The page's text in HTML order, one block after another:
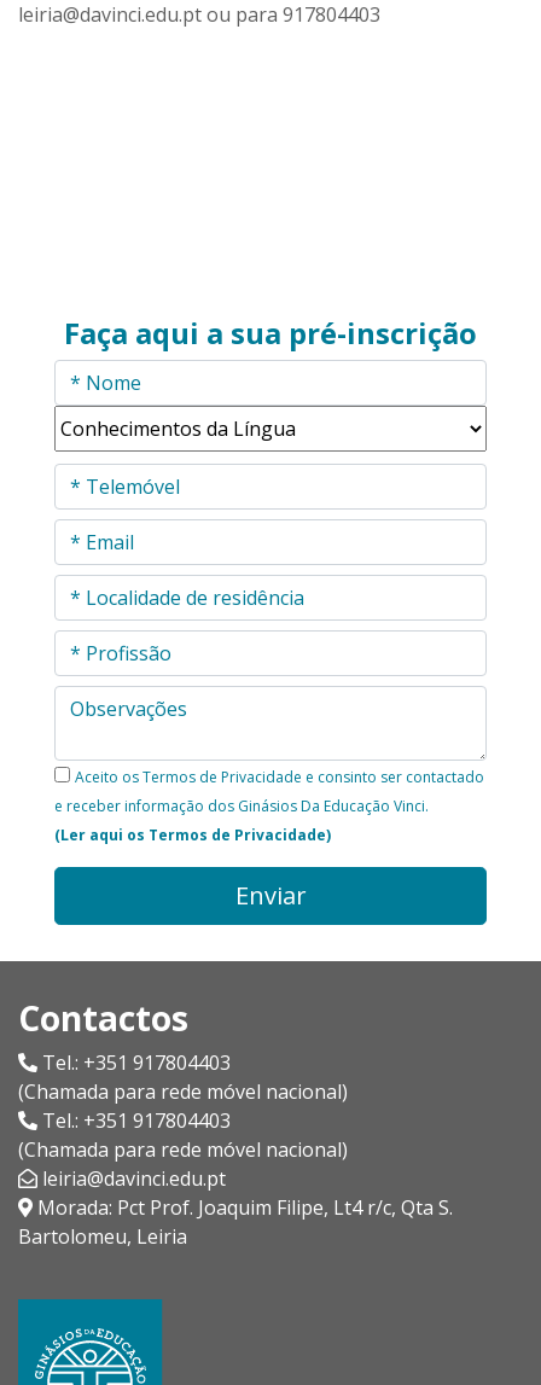
leiria@davinci.edu.pt ou para 917804403
Faça aqui a sua pré-inscrição
Aceito os Termos de Privacidade e consinto ser contactado
e receber informação dos Ginásios Da Educação Vinci.
(Ler aqui os Termos de Privacidade)
Enviar
Contactos
Tel.: +351 917804403
(Chamada para rede móvel nacional)
Tel.: +351 917804403
(Chamada para rede móvel nacional)
leiria@davinci.edu.pt
Morada: Pct Prof. Joaquim Filipe, Lt4 r/c, Qta S.
Bartolomeu, Leiria